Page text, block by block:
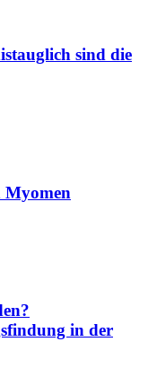
sind die
Myomen
in der